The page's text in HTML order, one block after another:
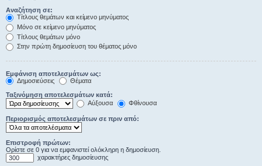
Αναζήτηση σε:
Τίτλους θεμάτων και κείμενο μηνύματος
Μόνο σε κείμενο μηνύματος
Τίτλους θεμάτων μόνο
Στην πρώτη δημοσίευση του θέματος μόνο
Εμφάνιση αποτελεσμάτων ως:
Δημοσιεύσεις
Θέματα
Ταξινόμηση αποτελεσμάτων κατά:
Αύξουσα
Φθίνουσα
Περιορισμός αποτελεσμάτων σε πριν από:
Επιστροφή πρώτων:
Ορίστε σε 0 για να εμφανιστεί ολόκληρη η δημοσίευση.
χαρακτήρες δημοσίευσης